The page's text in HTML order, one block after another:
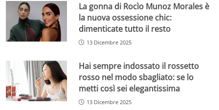
La gonna di Rocìo Munoz Morales è
la nuova ossessione chic:
dimenticate tutto il resto
13 Dicembre 2025
Hai sempre indossato il rossetto
rosso nel modo sbagliato: se lo
metti così sei elegantissima
13 Dicembre 2025